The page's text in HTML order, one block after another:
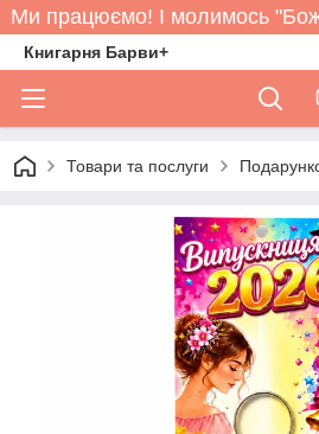
Ми працюємо! І молимось
Книгарня Барви+
Товари та послуги